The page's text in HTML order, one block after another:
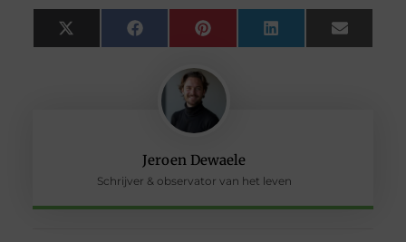
Jeroen Dewaele
Schrijver & observator van het leven
X
(Twitter)
FacebookPinterest LinkedIn Email